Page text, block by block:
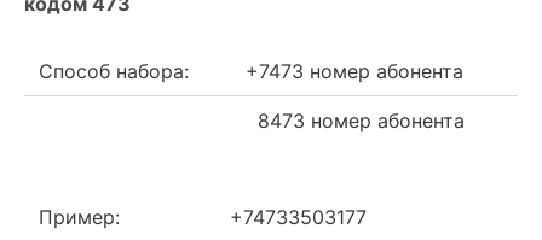
Способ набора: +7473 номер абонента
8473 номер абонента
Пример: +74733503177